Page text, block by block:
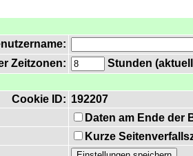
Zeitzonen:
Stunden
Cookie ID: 192207
Daten am Ende der
Kurze